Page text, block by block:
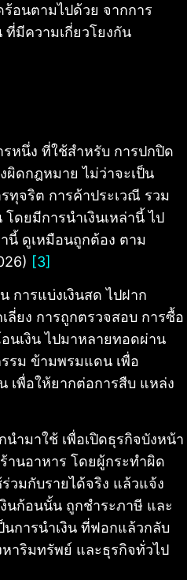
อนตามไปด้วย จากการ
ที่มีความเกี่ยวโยงกัน
หนึ่ง ที่ใช้สำหรับ การปกปิด
ผิดกฎหมาย ไม่ว่าจะเป็น
ทุจริต การค้าประเวณี รวม
ดยมีการนำเงินเหล่านี้ ไป
านี้ ดูเหมือนถูกต้อง ตาม
[3]
การแบ่งเงินสด ไปฝาก
ลี่ยง การถูกตรวจสอบ การซื้อ
นเงิน ไปมาหลายทอดผ่าน
รม ข้ามพรมแดน เพื่อ
เพื่อให้ยากต่อการสืบ แหล่ง
นำมาใช้ เพื่อเปิดธุรกิจบังหน้า
านอาหาร โดยผู้กระทำผิด
วมกับรายได้จริง แล้วแจ้ง
งินก้อนนั้น ถูกชำระภาษี และ
นการนำเงิน ที่ฟอกแล้วกลับ
าริมทรัพย์ และธุรกิจทั่วไป